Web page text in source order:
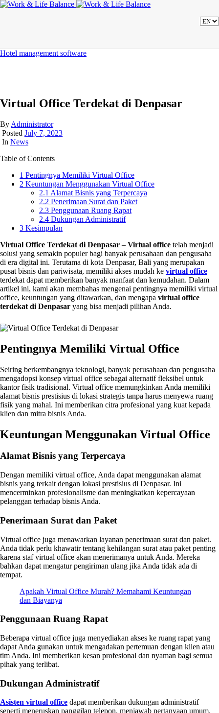
Hotel management software
Virtual Office Terdekat di Denpasar
By Administrator
Posted July 7, 2023
In News
Table of Contents
1 Pentingnya Memiliki Virtual Office
2 Keuntungan Menggunakan Virtual Office
2.1 Alamat Bisnis yang Terpercaya
2.2 Penerimaan Surat dan Paket
2.3 Penggunaan Ruang Rapat
2.4 Dukungan Administratif
3 Kesimpulan
Virtual Office Terdekat di Denpasar – Virtual office telah menjadi
solusi yang semakin populer bagi banyak perusahaan dan pengusaha
di era digital ini. Terutama di kota Denpasar, Bali yang merupakan
pusat bisnis dan pariwisata, memiliki akses mudah ke virtual office
terdekat dapat memberikan banyak manfaat dan kemudahan. Dalam
artikel ini, kami akan membahas mengenai pentingnya memiliki virtual
office, keuntungan yang ditawarkan, dan mengapa virtual office
terdekat di Denpasar yang bisa menjadi pilihan Anda.
Pentingnya Memiliki Virtual Office
Seiring berkembangnya teknologi, banyak perusahaan dan pengusaha
mengadopsi konsep virtual office sebagai alternatif fleksibel untuk
kantor fisik tradisional. Virtual office memungkinkan Anda memiliki
alamat bisnis prestisius di lokasi strategis tanpa harus menyewa ruang
fisik yang mahal. Ini memberikan citra profesional yang kuat kepada
klien dan mitra bisnis Anda.
Keuntungan Menggunakan Virtual Office
Alamat Bisnis yang Terpercaya
Dengan memiliki virtual office, Anda dapat menggunakan alamat
bisnis yang terkait dengan lokasi prestisius di Denpasar. Ini
mencerminkan profesionalisme dan meningkatkan kepercayaan
pelanggan terhadap bisnis Anda.
Penerimaan Surat dan Paket
Virtual office juga menawarkan layanan penerimaan surat dan paket.
Anda tidak perlu khawatir tentang kehilangan surat atau paket penting
karena staf virtual office akan menerimanya untuk Anda. Mereka
bahkan dapat mengatur pengiriman ulang jika Anda tidak ada di
tempat.
Apakah Virtual Office Murah? Memahami Keuntungan
dan Biayanya
Penggunaan Ruang Rapat
Beberapa virtual office juga menyediakan akses ke ruang rapat yang
dapat Anda gunakan untuk mengadakan pertemuan dengan klien atau
tim Anda. Ini memberikan kesan profesional dan nyaman bagi semua
pihak yang terlibat.
Dukungan Administratif
Asisten virtual office dapat memberikan dukungan administratif
seperti meneruskan panggilan telepon, menjawab pertanyaan umum,